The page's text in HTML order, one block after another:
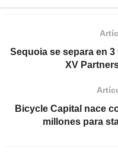
Sequoia se separa en
XV
Bicycle Capital nace
millones para